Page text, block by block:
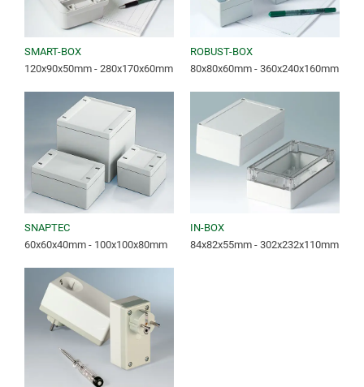
SMART-BOX
120x90x50mm - 280x170x60mm
ROBUST-BOX
80x80x60mm - 360x240x160mm
SNAPTEC
60x60x40mm - 100x100x80mm
IN-BOX
84x82x55mm - 302x232x110mm